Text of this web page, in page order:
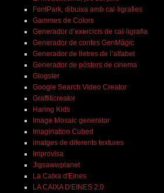
FontPark, dibuixa amb cal·ligrafies
Gammes de Colors
Generador d’exercicis de cal·ligrafia
Generador de contes GenMàgic
Generador de lletres de l’alfabet
Generador de pòsters de cinema
Glogster
Google Search Video Creator
Graffiticreator
Haring Kids
Image Mosaic generator
Imagination Cubed
imatges de diferents textures
Improvisa
Jigsawwplanet
La Caixa d'Eines
LA CAIXA D'EINES 2.0